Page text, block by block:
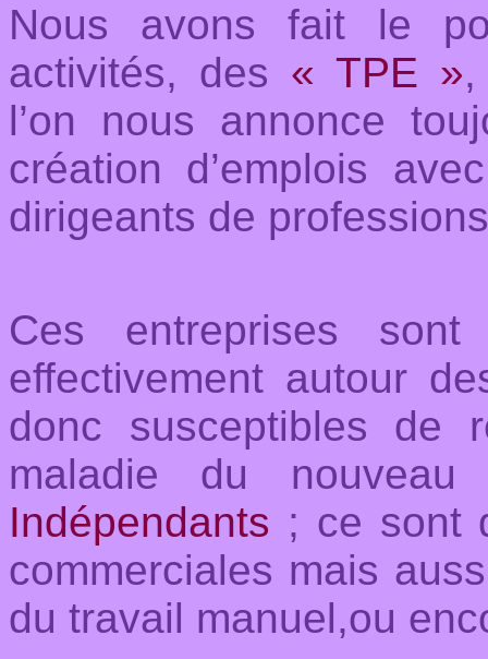
Nous avons fait le
activités, des « TPE »
l’on nous annonce
création d’emplois
dirigeants de
Ces entreprises sont
effectivement autour
donc susceptibles de
maladie du
Indépendants ; ce sont
commerciales mais
du travail manuel,ou